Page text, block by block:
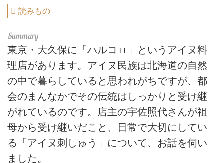
読みもの
東京・大久保に「ハルコㇿ」というアイヌ料
理店があります。アイヌ民族は北海道の自然
の中で暮らしていると思われがちですが、都
会のまんなかでその伝統はしっかりと受け継
がれているのです。店主の宇佐照代さんが祖
母から受け継いだこと、日常で大切にしてい
る「アイヌ刺しゅう」について、お話を伺い
ました。